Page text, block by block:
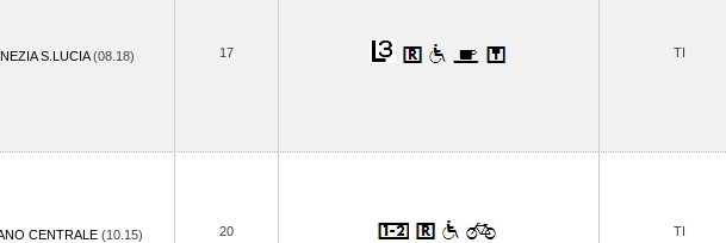
S.LUCIA(08.18) 17 TI
CENTRALE (10.15) 20 TI